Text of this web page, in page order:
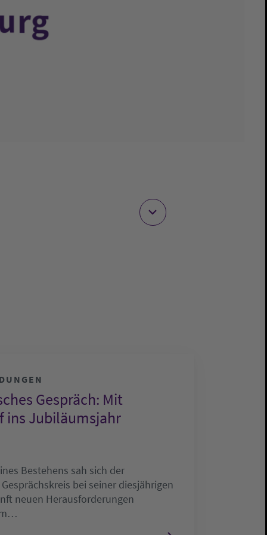
Gespräch: Mit
ins Jubiläumsjahr
Bestehens sah sich der
bei seiner diesjährigen
neuen Herausforderungen